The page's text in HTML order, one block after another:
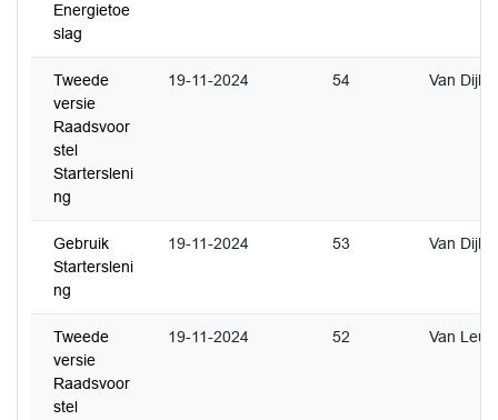
Energietoe
slag
Tweede
versie
Raadsvoor
stel
Startersleni
ng
19-11-2024 54 Van Dijk
Gebruik
Startersleni
ng
19-11-2024 53 Van Dijk
Tweede
versie
Raadsvoor
stel
19-11-2024 52 Van